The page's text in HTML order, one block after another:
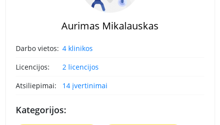
Aurimas Mikalauskas
Darbo vietos: 4 klinikos
Licencijos:
2 licencijos
Atsiliepimai:
14 įvertinimai
Kategorijos: